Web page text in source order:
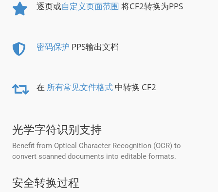
逐页或自定义页面范围 将CF2转换为PPS
密码保护 PPS输出文档
在 所有常见文件格式 中转换 CF2
光学字符识别支持
Benefit from Optical Character Recognition (OCR) to
convert scanned documents into editable formats.
安全转换过程